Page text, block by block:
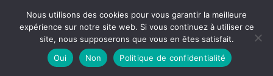
Nous utilisons des cookies pour vous garantir la meilleure
expérience sur notre site web. Si vous continuez à utiliser ce
site, nous supposerons que vous en êtes satisfait.
Oui
Non Politique de confidentialité